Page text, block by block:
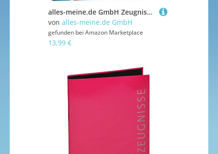
alles-meine.de GmbH Zeugnismappe/Ringbuch/Zeugnisringbuch - Zeugnisse Polizei Fahrzeug & Polizist - Erweiterbar für Einsteckseiten + Einlagen - A 4 - Dokumentenmappe - A4 R..
von alles-meine.de GmbH
gefunden bei Amazon Marketplace
13,99 €